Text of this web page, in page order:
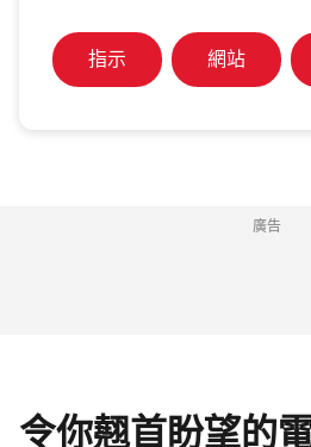
指示 網站
廣告
令你翹首盼望的